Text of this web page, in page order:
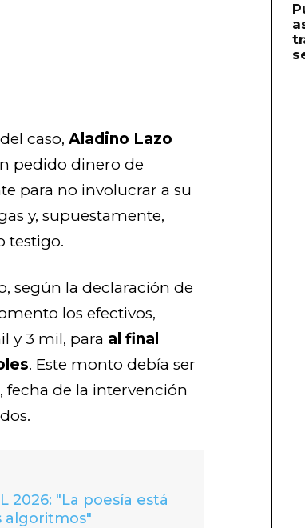
caso,Aladino Lazo
pedido dinero de
para no involucrar a su
y, supuestamente,
testigo.
según la declaración de
los efectivos,
y 3 mil, para al final
. Este monto debía ser
fecha de la intervención
2026: "La poesía está
algoritmos"